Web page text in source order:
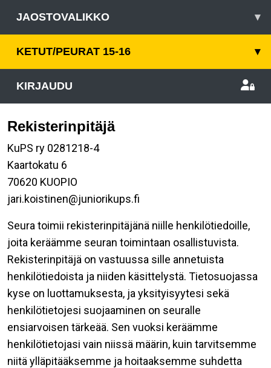
JAOSTOVALIKKO ▾
KETUT/PEURAT 15-16 ▾
KIRJAUDU
Rekisterinpitäjä
KuPS ry 0281218-4
Kaartokatu 6
70620 KUOPIO
jari.koistinen@juniorikups.fi
Seura toimii rekisterinpitäjänä niille henkilötiedoille,
joita keräämme seuran toimintaan osallistuvista.
Rekisterinpitäjä on vastuussa sille annetuista
henkilötiedoista ja niiden käsittelystä. Tietosuojassa
kyse on luottamuksesta, ja yksityisyytesi sekä
henkilötietojesi suojaaminen on seuralle
ensiarvoisen tärkeää. Sen vuoksi keräämme
henkilötietojasi vain niissä määrin, kuin tarvitsemme
niitä ylläpitääksemme ja hoitaaksemme suhdetta